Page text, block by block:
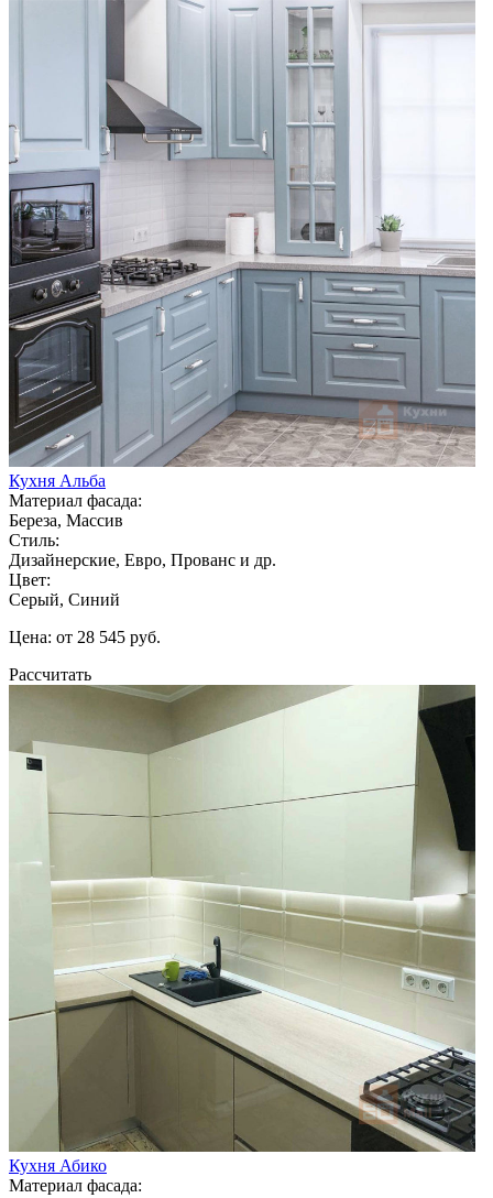
Кухня Альба
Материал фасада:
Береза, Массив
Стиль:
Дизайнерские, Евро, Прованс и др.
Цвет:
Серый, Синий
Цена: от 28 545 руб.
Рассчитать
Кухня Абико
Материал фасада: